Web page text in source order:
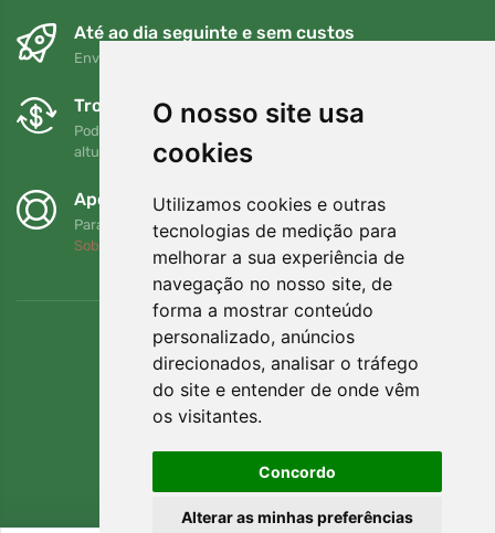
O nosso site usa
cookies
Utilizamos cookies e outras
tecnologias de medição para
melhorar a sua experiência de
navegação no nosso site, de
forma a mostrar conteúdo
personalizado, anúncios
direcionados, analisar o tráfego
do site e entender de onde vêm
os visitantes.
Concordo
Alterar as minhas preferências
Até ao dia seguinte e sem custos
Envio gratuito para encomendas superiores a 80 EUR
Trocas e devoluções gratuitas
Pode devolver ou trocar a sua encomenda em qualquer
altura no prazo de 90 dias
Apoiamos a Trees.org
Para cada encomenda plantamos uma árvore! Leia mais
Sobre nós